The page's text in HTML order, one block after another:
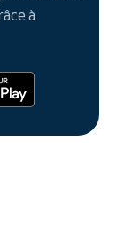
à